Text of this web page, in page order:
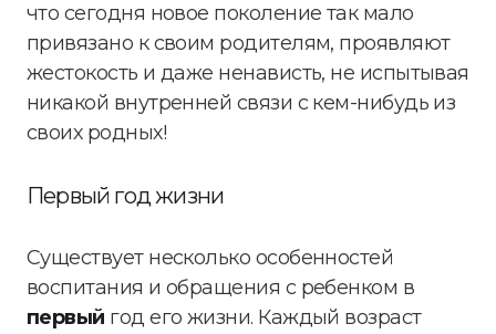
что сегодня новое поколение так мало
привязано к своим родителям, проявляют
жестокость и даже ненависть, не испытывая
никакой внутренней связи с кем-нибудь из
своих родных!
Первый год жизни
Существует несколько особенностей
воспитания и обращения с ребенком в
первый год его жизни. Каждый возраст